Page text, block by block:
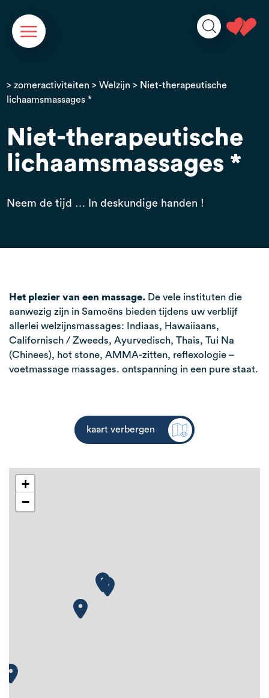
>zomeractiviteiten >Welzijn > Niet-therapeutische
lichaamsmassages *
Niet-therapeutische
lichaamsmassages *
Neem de tijd … In deskundige handen !
Het plezier van een massage. De vele instituten die
aanwezig zijn in Samoëns bieden tijdens uw verblijf
allerlei welzijnsmassages: Indiaas, Hawaiiaans,
Californisch / Zweeds, Ayurvedisch, Thais, Tui Na
(Chinees), hot stone, AMMA-zitten, reflexologie –
voetmassage massages. ontspanning in een pure staat.
kaart verbergen
+
−